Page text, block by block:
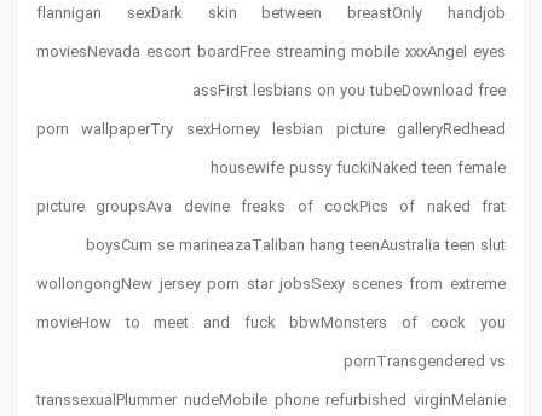
flannigan sexDark skin between breastOnly handjob
moviesNevada escort boardFree streaming mobile xxxAngel eyes
assFirst lesbians on you tubeDownload free
porn wallpaperTry sexHorney lesbian picture galleryRedhead
housewife pussy fuckiNaked teen female
picture groupsAva devine freaks of cockPics of naked frat
boysCum se marineazaTaliban hang teenAustralia teen slut
wollongongNew jersey porn star jobsSexy scenes from extreme
movieHow to meet and fuck bbwMonsters of cock you
pornTransgendered vs
transsexualPlummer nudeMobile phone refurbished virginMelanie